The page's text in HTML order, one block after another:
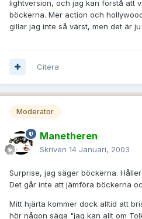
lightversion, och jag kan förstå att
böckerna. Mer action och
gillar jag inte så värst, men det är ju
Citera
Moderator
Manetheren
Skriven 14 Januari, 2003
Surprise, jag säger böckerna.
Det går inte att jämföra böckerna
Mitt hjärta kommer dock alltid att
hör någon säga "jag kan allt om